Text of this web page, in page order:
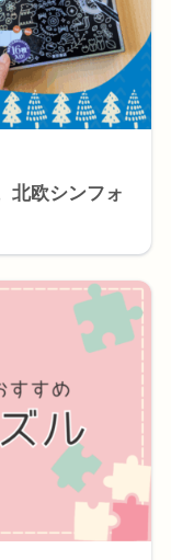
北欧シンフォ